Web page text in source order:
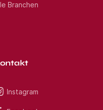
Branchen
Instagram